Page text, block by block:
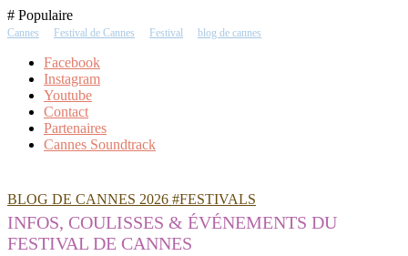
Skip
To
# Populaire
Cannes Festival de Cannes Festival blog de cannes
Facebook
Instagram
Youtube
Contact
Partenaires
Cannes Soundtrack
BLOG DE CANNES 2026 #FESTIVALS
INFOS, COULISSES & ÉVÉNEMENTS DU
FESTIVAL DE CANNES